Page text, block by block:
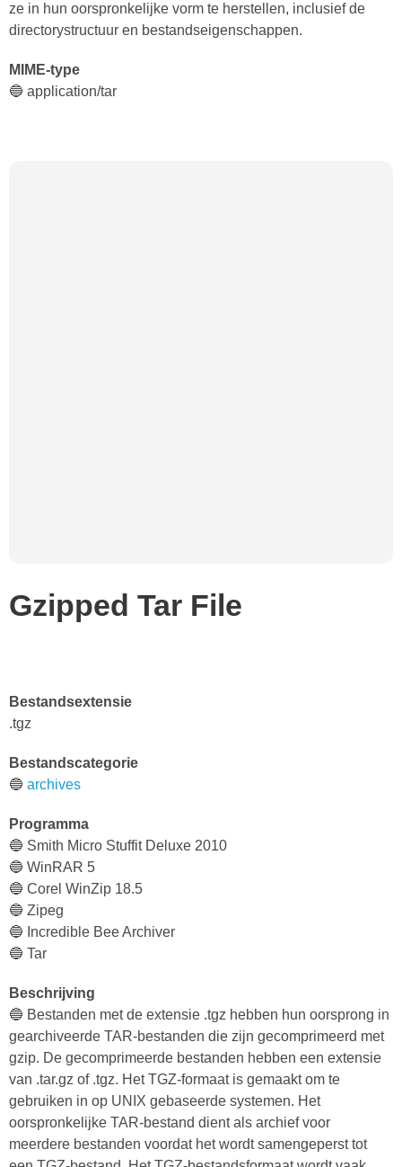
ze in hun oorspronkelijke vorm te herstellen, inclusief de
directorystructuur en bestandseigenschappen.
MIME-type
🔵 application/tar
Gzipped Tar File
Bestandsextensie
.tgz
Bestandscategorie
🔵 archives
Programma
🔵 Smith Micro Stuffit Deluxe 2010
🔵 WinRAR 5
🔵 Corel WinZip 18.5
🔵 Zipeg
🔵 Incredible Bee Archiver
🔵 Tar
Beschrijving
🔵 Bestanden met de extensie .tgz hebben hun oorsprong in
gearchiveerde TAR-bestanden die zijn gecomprimeerd met
gzip. De gecomprimeerde bestanden hebben een extensie
van .tar.gz of .tgz. Het TGZ-formaat is gemaakt om te
gebruiken in op UNIX gebaseerde systemen. Het
oorspronkelijke TAR-bestand dient als archief voor
meerdere bestanden voordat het wordt samengeperst tot